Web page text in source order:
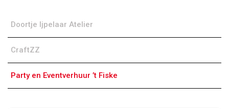
Doortje Ijpelaar Atelier
CraftZZ
Party en Eventverhuur ’t Fiske